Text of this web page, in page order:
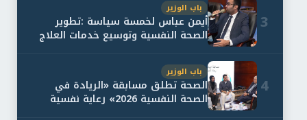
3
باب الوزير
أيمن عباس لخمسة سياسة :تطوير
الصحة النفسية وتوسيع خدمات العلاج
4
باب الوزير
الصحة تطلق مسابقة «الريادة في
الصحة النفسية 2026» رعاية نفسية